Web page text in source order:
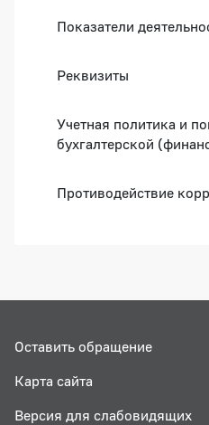
Показатели
Реквизиты
Учетная политика и
бухгалтерской
Противодействие
Оставить обращение
Карта сайта
Версия для слабовидящих